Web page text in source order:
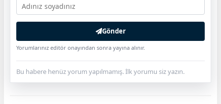
Gönder
Yorumlarınız editör onayından sonra yayına alınır.
Bu habere henüz yorum yapılmamış. İlk yorumu siz yazın.